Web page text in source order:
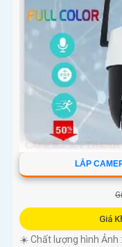
LẮP
Giá
☀️ Chất lượng hình Ảnh :